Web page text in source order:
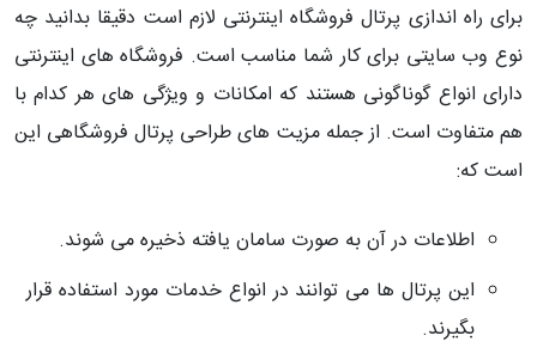
برای راه اندازی پرتال فروشگاه اینترنتی لازم است دقیقا بدانید چه
نوع وب سایتی برای کار شما مناسب است. فروشگاه های اینترنتی
دارای انواع گوناگونی هستند که امکانات و ویژگی های هر کدام با
هم متفاوت است. از جمله مزیت های طراحی پرتال فروشگاهی این
است که:
اطلاعات در آن به صورت سامان یافته ذخیره می شوند.
این پرتال ها می توانند در انواع خدمات مورد استفاده قرار
بگیرند.